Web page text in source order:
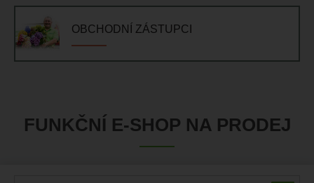
OBCHODNÍ ZÁSTUPCI
FUNKČNÍ E-SHOP NA PRODEJ